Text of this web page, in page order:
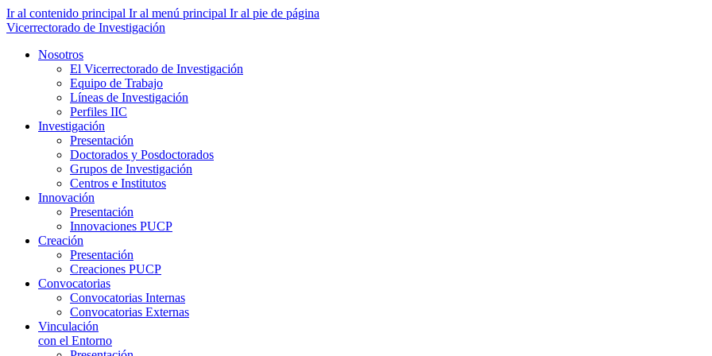
Ir al contenido principal Ir al menú principal Ir al pie de página
Vicerrectorado de Investigación
Nosotros
El Vicerrectorado de Investigación
Equipo de Trabajo
Líneas de Investigación
Perfiles IIC
Investigación
Presentación
Doctorados y Posdoctorados
Grupos de Investigación
Centros e Institutos
Innovación
Presentación
Innovaciones PUCP
Creación
Presentación
Creaciones PUCP
Convocatorias
Convocatorias Internas
Convocatorias Externas
Vinculación
con el Entorno